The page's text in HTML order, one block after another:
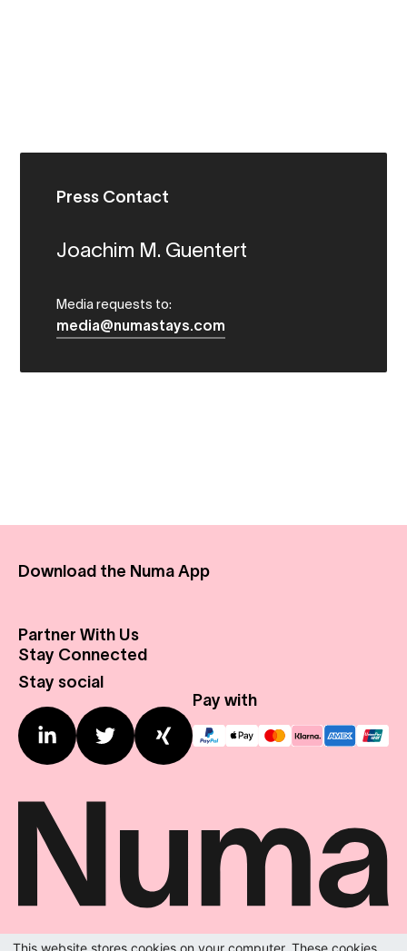
This website stores cookies on your computer. These cookies
Press Contact
Joachim M. Guentert
Media requests to:
media@numastays.com
Download the Numa App
Partner With Us
About Us
Real Estate
Expansion Profile
Stay Connected
Press Center
Contact us
Stay social
Pay with